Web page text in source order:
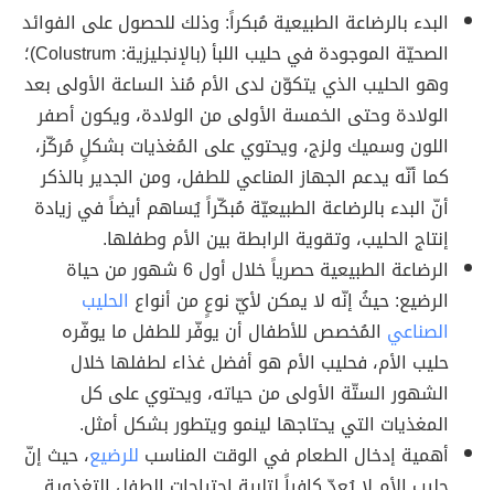
البدء بالرضاعة الطبيعية مُبكراً: وذلك للحصول على الفوائد
الصحيّة الموجودة في حليب اللبأ (بالإنجليزية: Colustrum)؛
وهو الحليب الذي يتكوّن لدى الأم مُنذ الساعة الأولى بعد
الولادة وحتى الخمسة الأولى من الولادة، ويكون أصفر
اللون وسميك ولزج، ويحتوي على المُغذيات بشكلٍ مُركّز،
كما أنّه يدعم الجهاز المناعي للطفل، ومن الجدير بالذكر
أنّ البدء بالرضاعة الطبيعيّة مُبكّراً يُساهم أيضاً في زيادة
إنتاج الحليب، وتقوية الرابطة بين الأم وطفلها.
الرضاعة الطبيعية حصرياً خلال أول 6 شهور من حياة
الرضيع: حيثُ إنّه لا يمكن لأيّ نوعٍ من أنواع الحليب
الصناعي المُخصص للأطفال أن يوفّر للطفل ما يوفّره
حليب الأم، فحليب الأم هو أفضل غذاء لطفلها خلال
الشهور الستّة الأولى من حياته، ويحتوي على كل
المغذيات التي يحتاجها لينمو ويتطور بشكل أمثل.
أهمية إدخال الطعام في الوقت المناسب للرضيع، حيث إنّ